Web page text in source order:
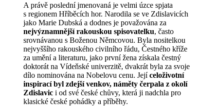
A právě poslední jmenovaná je velmi úzce spjata
s regionem Hříběcích hor. Narodila se ve Zdislavicích
jako Marie Dubská a dodnes je považována za
nejvýznamnější rakouskou spisovatelku, často
srovnávanou s Boženou Němcovou. Byla nositelkou
nejvyššího rakouského civilního řádu, Čestného kříže
za umění a literaturu, jako první žena získala čestný
doktorát na Vídeňské univerzitě, dvakrát byla za svoje
dílo nominována na Nobelovu cenu. Jejíceloživotní
inspirací byl zdejší venkov, náměty čerpala z okolí
Zdislavic i od své české chůvy, která ji nadchla pro
klasické české pohádky a příběhy.